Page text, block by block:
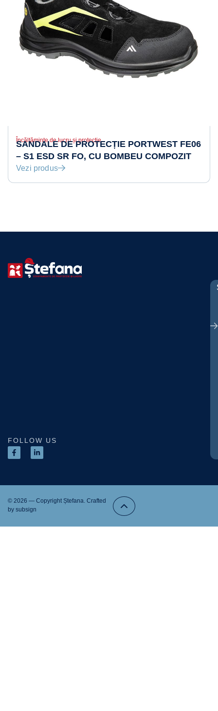
Încălțăminte de lucru și protecție
SANDALE DE PROTECȚIE PORTWEST FE06
– S1 ESD SR FO, CU BOMBEU COMPOZIT
Vezi produs
FOLLOW US
© 2026 — Copyright Ștefana. Crafted
by subsign